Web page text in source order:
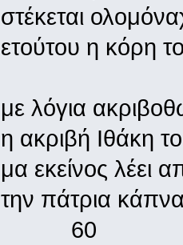
στέκεται
ετούτου η κόρη
με λόγια
η ακριβή Ιθάκη
μα εκείνος λέει
την πάτρια
60